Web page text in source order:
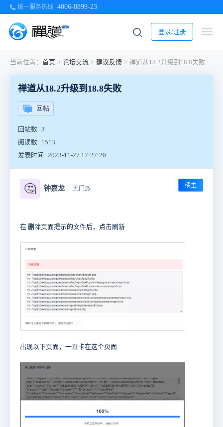
统一服务热线 4006-8899-23
登录/注册
当前位置： 首页 > 论坛交流 > 建议反馈 > 禅道从18.2升级到18.8失败
禅道从18.2升级到18.8失败
回帖
回帖数 3
阅读数 1513
发表时间
2023-11-27 17:27:20
🤔 钟嘉龙 无门派 楼主
在 删除页面提示的文件后，点击刷新
出现以下页面，一直卡在这个页面